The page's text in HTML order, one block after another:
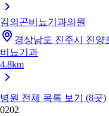
김의곤비뇨기과의원
경상남도 진주시 진양
비뇨기과
4.8km
병원 전체 목록 보기 (8곳)
0202